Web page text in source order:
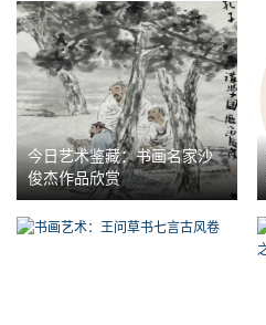
今日艺术鉴藏：书画名家沙
俊杰作品欣赏